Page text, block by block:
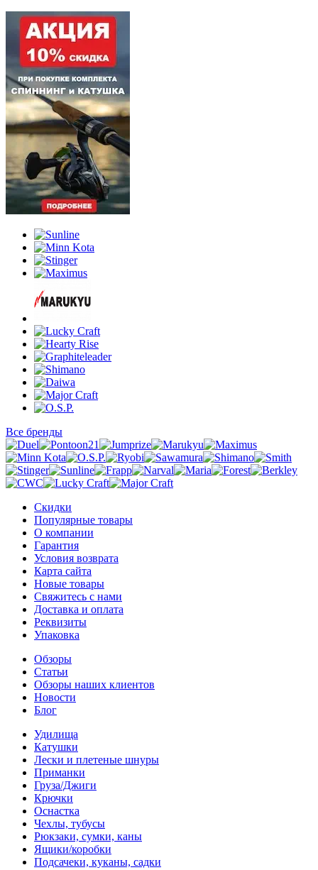
Все бренды
Скидки
Популярные товары
О компании
Гарантия
Условия возврата
Карта сайта
Новые товары
Свяжитесь с нами
Доставка и оплата
Реквизиты
Упаковка
Обзоры
Статьи
Обзоры наших клиентов
Новости
Блог
Удилища
Катушки
Лески и плетеные шнуры
Приманки
Груза/Джиги
Крючки
Оснастка
Чехлы, тубусы
Рюкзаки, сумки, каны
Ящики/коробки
Подсачеки, куканы, садки